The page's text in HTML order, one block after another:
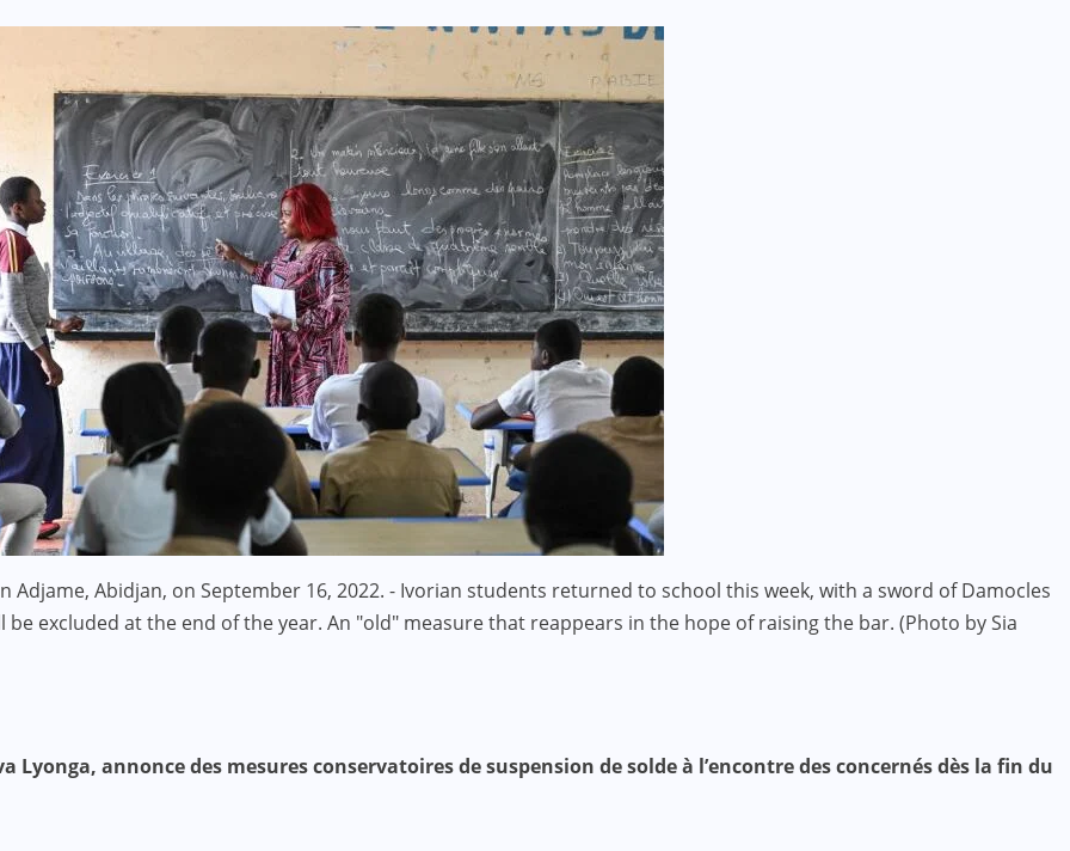
Abidjan, on September 16, 2022. - Ivorian students returned to school this week, with a sword of Damocles
excluded at the end of the year. An "old" measure that reappears in the hope of raising the bar. (Photo by Sia
annonce des mesures conservatoires de suspension de solde à l’encontre des concernés dès la fin du